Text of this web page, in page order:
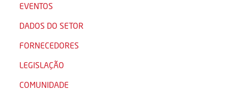
EVENTOS
DADOS DO SETOR
FORNECEDORES
LEGISLAÇÃO
COMUNIDADE